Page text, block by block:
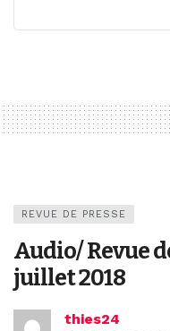
REVUE DE PRESSE
Audio/ Revue
juillet 2018
thies24